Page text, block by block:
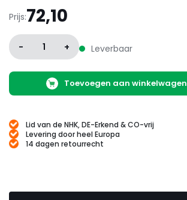
Prijs:72,10
- 1 + Leverbaar
Toevoegen aan winkelwagen
Lid van de NHK, DE-Erkend & CO-vrij
Levering door heel Europa
14 dagen retourrecht